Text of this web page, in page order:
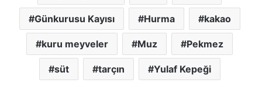
Günkurusu Kayısı Hurma kakao
kuru meyveler Muz Pekmez
süt tarçın Yulaf Kepeği